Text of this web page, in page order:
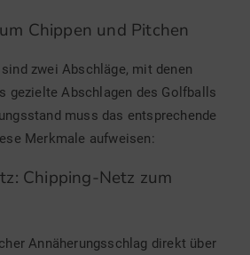
Chippen und Pitchen
zwei Abschläge, mit denen
gezielte Abschlagen des Golfballs
muss das entsprechende
Merkmale aufweisen:
Chipping-Netz zum
Annäherungsschlag direkt über